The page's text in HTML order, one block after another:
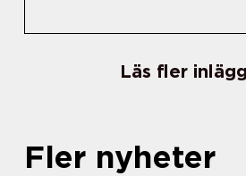
Läs fler
Fler nyheter